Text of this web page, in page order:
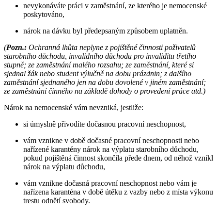
nevykonáváte práci v zaměstnání, ze kterého je nemocenské
poskytováno,
nárok na dávku byl předepsaným způsobem uplatněn.
(Pozn.: Ochranná lhůta neplyne z pojištěné činnosti poživatelů
starobního důchodu, invalidního důchodu pro invaliditu třetího
stupně; ze zaměstnání malého rozsahu; ze zaměstnání, které si
sjednal žák nebo student výlučně na dobu prázdnin; z dalšího
zaměstnání sjednaného jen na dobu dovolené v jiném zaměstnání;
ze zaměstnání činného na základě dohody o provedení práce atd.)
Nárok na nemocenské vám nevzniká, jestliže:
si úmyslně přivodíte dočasnou pracovní neschopnost,
vám vznikne v době dočasné pracovní neschopnosti nebo
nařízené karantény nárok na výplatu starobního důchodu,
pokud pojištěná činnost skončila přede dnem, od něhož vznikl
nárok na výplatu důchodu,
vám vznikne dočasná pracovní neschopnost nebo vám je
nařízena karanténa v době útěku z vazby nebo z místa výkonu
trestu odnětí svobody.